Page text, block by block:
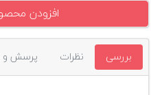
افزودن
بررسی نظرات پرسش و